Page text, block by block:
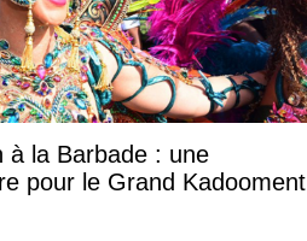
à la Barbade : une
pour le Grand Kadooment